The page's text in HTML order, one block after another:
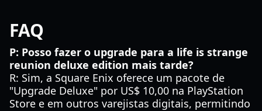
FAQ
P: Posso fazer o upgrade para a life is strange
reunion deluxe edition mais tarde?
R: Sim, a Square Enix oferece um pacote de
"Upgrade Deluxe" por US$ 10,00 na PlayStation
Store e em outros varejistas digitais, permitindo